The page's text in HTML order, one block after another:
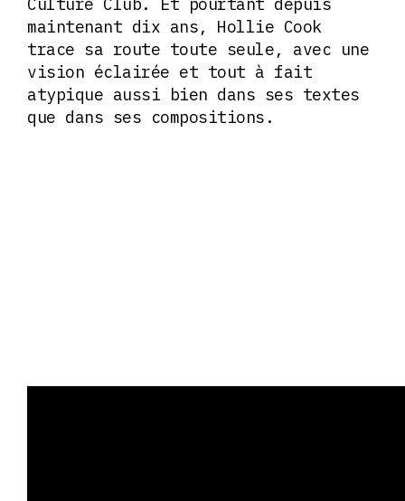
maintenant dix ans, Hollie Cook
trace sa route toute seule, avec une
vision éclairée et tout à fait
atypique aussi bien dans ses textes
que dans ses compositions.